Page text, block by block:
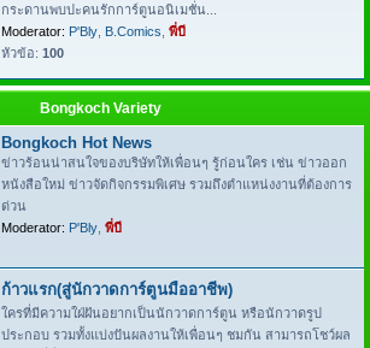
กระดานพบปะคนรักการ์ตูนอนิเมชั่น...
Moderator: P'Bly B.Comics พี่บี
หัวข้อ: 100
Bongkoch Variety
Bongkoch Hot News
ข่าวร้อนน่าสนใจของบริษัทให้เพื่อนๆ รู้ก่อนใคร เช่น ข่าวออก
หนังสือใหม่ ข่าวจัดกิจกรรมพิเศษ รวมถึงตำแหน่งงานที่ต้องการ
ด่วน
Moderator: P'Bly พี่บี
ก้าวแรก(สู่นักวาดการ์ตูนมืออาชีพ)
ใครที่มีความใฝ่ฝันอยากเป็นนักวาดการ์ตูน หรือนักวาดรูป
ประกอบ รวมทั้งแบ่งปันผลงานให้เพื่อนๆ ชมกัน สามารถโชว์ผล